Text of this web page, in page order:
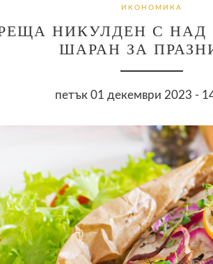
ИКОНОМИКА
НИКУЛДЕН С НАД
ШАРАН ЗА
петък 01 декември 2023 -